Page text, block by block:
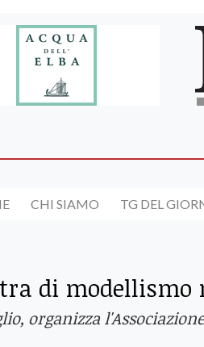
CHI SIAMO TG DEL
di modellismo
organizza